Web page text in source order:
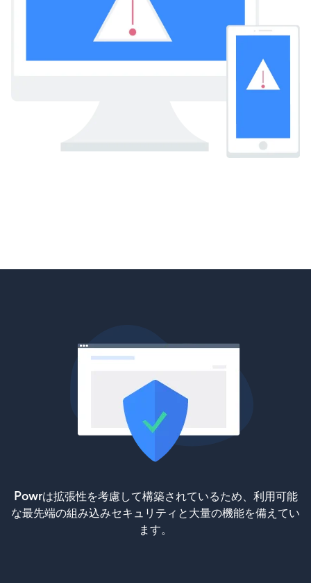
Powrは拡張性を考慮して構築されているため、利用可能
な最先端の組み込みセキュリティと大量の機能を備えてい
ます。